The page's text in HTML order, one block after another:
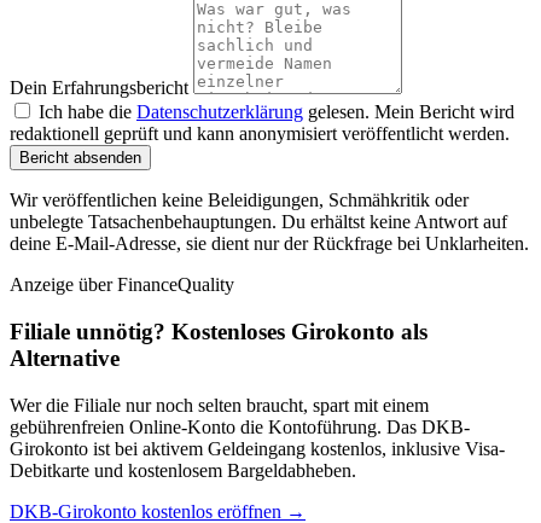
Dein Erfahrungsbericht
Ich habe die Datenschutzerklärung gelesen. Mein Bericht wird
redaktionell geprüft und kann anonymisiert veröffentlicht werden.
Bericht absenden
Wir veröffentlichen keine Beleidigungen, Schmähkritik oder
unbelegte Tatsachenbehauptungen. Du erhältst keine Antwort auf
deine E-Mail-Adresse, sie dient nur der Rückfrage bei Unklarheiten.
Anzeige über FinanceQuality
Filiale unnötig? Kostenloses Girokonto als
Alternative
Wer die Filiale nur noch selten braucht, spart mit einem
gebührenfreien Online-Konto die Kontoführung. Das DKB-
Girokonto ist bei aktivem Geldeingang kostenlos, inklusive Visa-
Debitkarte und kostenlosem Bargeldabheben.
DKB-Girokonto kostenlos eröffnen →